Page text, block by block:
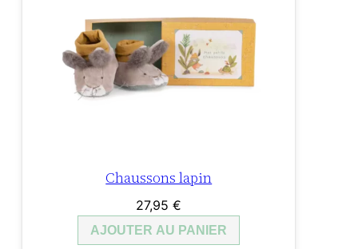
Chaussons lapin
27,95€
AJOUTER AU PANIER